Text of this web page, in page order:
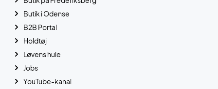
Butik i Odense
B2B Portal
Holdtøj
Løvens hule
Jobs
YouTube-kanal